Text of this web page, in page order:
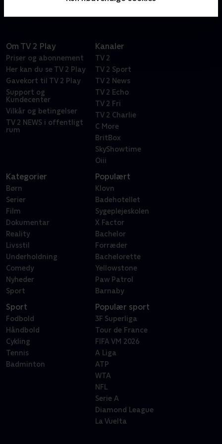
Om TV 2 Play
Priser og abonnement
Her kan du se TV 2 Play
Gavekort til TV 2 Play
Support og
Kundecenter
Vilkår og betingelser
TV 2 NEWS i offentligt
rum
Kanaler
TV 2
TV 2 Sport
TV 2 News
TV 2 Echo
TV 2 Fri
TV 2 Charlie
C More
BritBox
SkyShowtime
Oiii
Kategorier
Børn
Serier
Film
Dokumentar
Reality
Livsstil
Underholdning
Comedy
Nyheder
Sport
Populært
Klovn
Badehotellet
Sygeplejeskolen
X Factor
Bachelor
Forræder
Bachelorette
Yellowstone
Paw Patrol
Barnaby
Sport
Fodbold
Håndbold
Cykling
Tennis
Badminton
Populær sport
3F Superliga
Tour de France
FIFA VM 2026
A Liga
ATP
WTA
NFL
Serie A
Diamond League
La Vuelta